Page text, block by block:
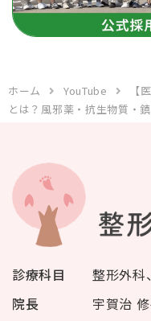
ホーム YouTube
【
とは？風邪薬・抗生物質・
診療科目
整形外科
院長
宇賀治